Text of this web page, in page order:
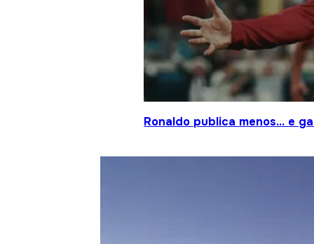
Ronaldo publica menos… e